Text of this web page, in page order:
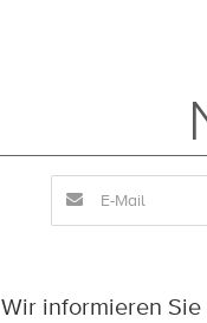
Wir informieren